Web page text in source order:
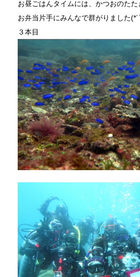
お昼ごはんタイムには、かつおのたた
お弁当片手にみんなで群がりました
３本目